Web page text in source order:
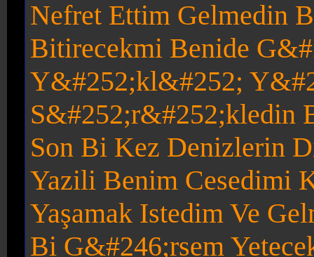
Nefret Ettim Gelmedin
Bitirecekmi Benide
Y&#252;kl&#252;
S&#252;r&#252;kledin
Son Bi Kez Denizlerin
Yazili Benim Cesedimi
Yaşamak Istedim Ve
Bi G&#246;rsem